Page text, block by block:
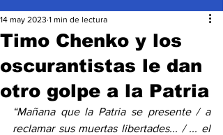
Timo Chenko y los
oscurantistas le dan
otro golpe a la Patria
14 may 2023 1 min de lectura
“Mañana que la Patria se presente / a
reclamar sus muertas libertades... / ... el